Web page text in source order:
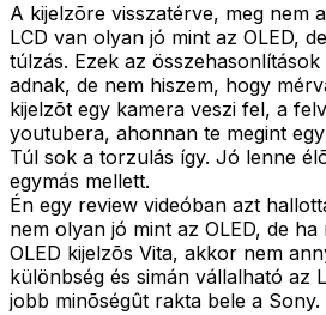
A kijelzõre visszatérve, meg nem
LCD van olyan jó mint az OLED,
túlzás. Ezek az
adnak, de nem hiszem, hogy
kijelzõt egy kamera veszi fel, a
youtubera, ahonnan te megint
Túl sok a torzulás így. Jó lenne
egymás mellett.
Én egy review videóban azt
nem olyan jó mint az OLED, de
OLED kijelzõs Vita, akkor nem
különbség és simán vállalható az
jobb minõségût rakta bele a Sony.